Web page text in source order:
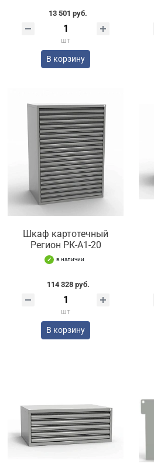
13 501 руб.
шт
В корзину
Шкаф картотечный
Регион РК-А1-20
в наличии
114 328 руб.
шт
В корзину